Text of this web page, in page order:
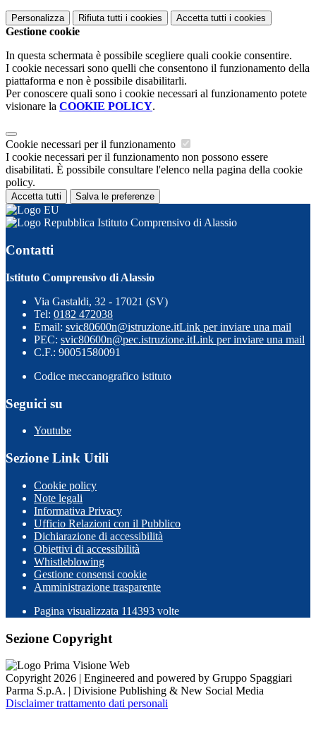
Personalizza Rifiuta tutti i cookies Accetta tutti i cookies
Gestione cookie
In questa schermata è possibile scegliere quali cookie consentire.
I cookie necessari sono quelli che consentono il funzionamento della
piattaforma e non è possibile disabilitarli.
Per conoscere quali sono i cookie necessari al funzionamento potete
visionare la COOKIE POLICY.
Cookie necessari per il funzionamento
I cookie necessari per il funzionamento non possono essere
disabilitati. È possibile consultare l'elenco nella pagina della cookie
policy.
Accetta tutti Salva le preferenze
Istituto Comprensivo di Alassio
Contatti
Istituto Comprensivo di Alassio
Via Gastaldi, 32 - 17021 (SV)
Tel: 0182 472038
Email: svic80600n@istruzione.itLink per inviare una mail
PEC: svic80600n@pec.istruzione.itLink per inviare una mail
C.F.: 90051580091
Codice meccanografico istituto
Seguici su
Youtube
Sezione Link Utili
Cookie policy
Note legali
Informativa Privacy
Ufficio Relazioni con il Pubblico
Dichiarazione di accessibilità
Obiettivi di accessibilità
Whistleblowing
Gestione consensi cookie
Amministrazione trasparente
Pagina visualizzata 114393 volte
Sezione Copyright
Copyright 2026 | Engineered and powered by Gruppo Spaggiari
Parma S.p.A. | Divisione Publishing & New Social Media
Disclaimer trattamento dati personali